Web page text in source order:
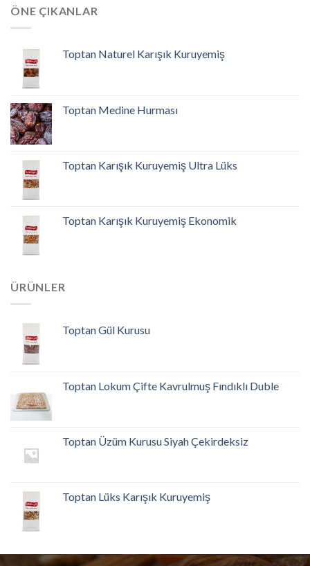
ÖNE ÇIKANLAR
Toptan Naturel Karışık Kuruyemiş
Toptan Medine Hurması
Toptan Karışık Kuruyemiş Ultra Lüks
Toptan Karışık Kuruyemiş Ekonomik
ÜRÜNLER
Toptan Gül Kurusu
Toptan Lokum Çifte Kavrulmuş Fındıklı Duble
Toptan Üzüm Kurusu Siyah Çekirdeksiz
Toptan Lüks Karışık Kuruyemiş